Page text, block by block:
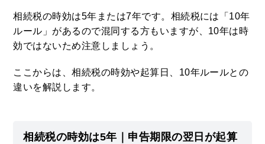
相続税の時効は5年または7年です。相続税には「10年
ルール」があるので混同する方もいますが、10年は時
効ではないため注意しましょう。
ここからは、相続税の時効や起算日、10年ルールとの
違いを解説します。
相続税の時効は5年｜申告期限の翌日が起算